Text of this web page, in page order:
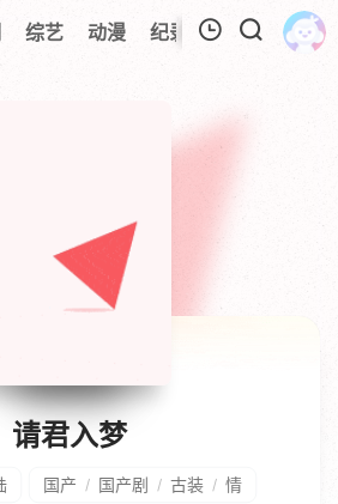
综艺 动漫 纪录片 视频短片
暂无观看影片的记录
请君入梦
国产 / 国产剧 / 古装 / 情